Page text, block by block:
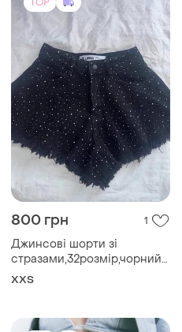
TOP
800 грн 1
Джинсові шорти зі
стразами,32розмір,чорний
колір,ідеальний стан
XХS